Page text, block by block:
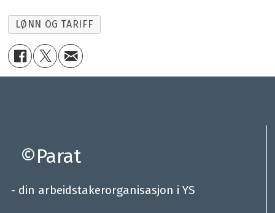
LØNN OG TARIFF
©Parat
- din arbeidstakerorganisasjon i YS